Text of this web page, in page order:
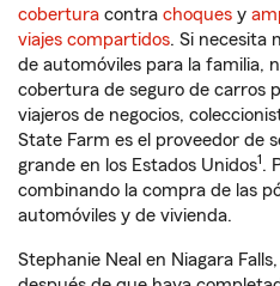
cobertura contra choques y
viajes compartidos. Si necesita
de automóviles para la familia,
cobertura de seguro de carros
viajeros de negocios,
State Farm es el proveedor de
grande en los Estados Unidos1.
combinando la compra de las
automóviles y de vivienda.
Stephanie Neal en Niagara